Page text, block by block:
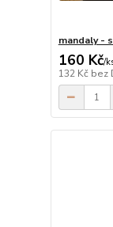
mandaly -
160 Kč/
132 Kč bez